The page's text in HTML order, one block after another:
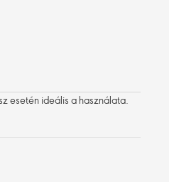
esetén ideális a használata.